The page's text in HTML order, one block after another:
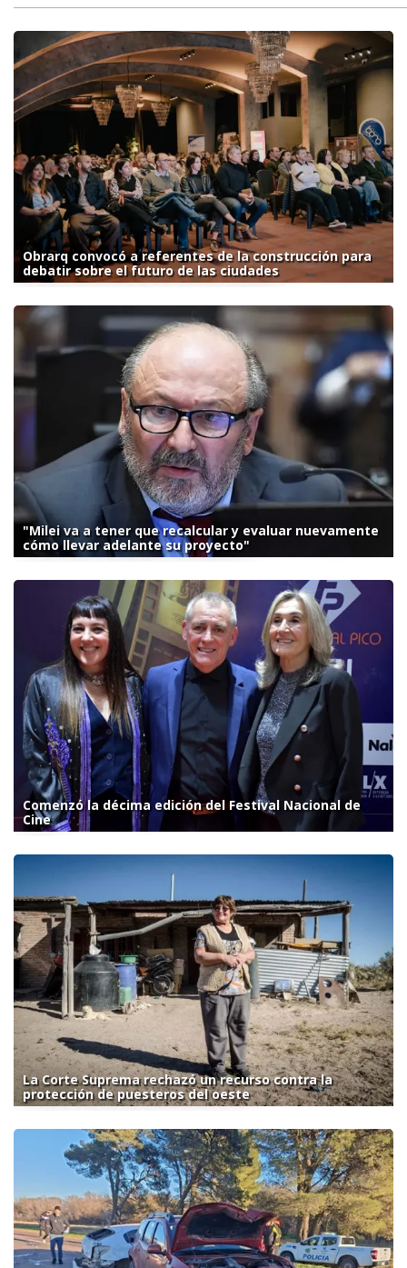
Obrarq convocó a referentes de la construcción para
debatir sobre el futuro de las ciudades
"Milei va a tener que recalcular y evaluar nuevamente
cómo llevar adelante su proyecto"
Comenzó la décima edición del Festival Nacional de
Cine
La Corte Suprema rechazó un recurso contra la
protección de puesteros del oeste